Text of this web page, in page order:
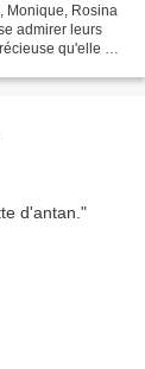
Monique, Rosina
admirer leurs
qu'elle a